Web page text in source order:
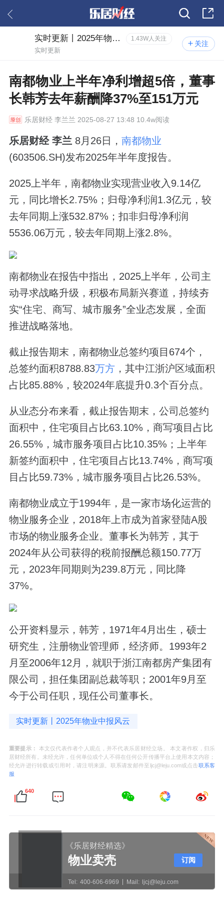
关注
实时更新丨2025年物业中报风云 1.43W人关注
实时更新
南都物业上半年净利增超5倍，董事
长韩芳去年薪酬降37%至151万元
乐居财经李兰兰 2025-08-27 13:48 10.4w阅读
乐居财经 李兰 8月26日， 南都物业
(603506.SH)发布2025年半年度报告。
2025上半年，南都物业实现营业收入9.14亿
元，同比增长2.75%；归母净利润1.3亿元，较
去年同期上涨532.87%；扣非归母净利润
5536.06万元，较去年同期上涨2.8%。
南都物业在报告中指出，2025上半年，公司主
动寻求战略升级，积极布局新兴赛道，持续夯
实“住宅、商写、城市服务”全业态发展，全面
推进战略落地。
截止报告期末，南都物业总签约项目674个，
总签约面积8788.83万方，其中江浙沪区域面积
占比85.88%，较2024年底提升0.3个百分点。
从业态分布来看，截止报告期末，公司总签约
面积中，住宅项目占比63.10%，商写项目占比
26.55%，城市服务项目占比10.35%；上半年
新签约面积中，住宅项目占比13.74%，商写项
目占比59.73%，城市服务项目占比26.53%。
南都物业成立于1994年，是一家市场化运营的
物业服务企业，2018年上市成为首家登陆A股
市场的物业服务企业。董事长为韩芳，其于
2024年从公司获得的税前报酬总额150.77万
元，2023年同期则为239.8万元，同比降
37%。
公开资料显示，韩芳，1971年4月出生，硕士
研究生，注册物业管理师，经济师。1993年2
月至2006年12月，就职于浙江南都房产集团有
限公司，担任集团副总裁等职；2001年9月至
今于公司任职，现任公司董事长。
实时更新丨2025年物业中报风云
重要提示：
本文仅代表作者个人观点，并不代表乐居财经立场。 本文著作权，归乐
居财经所有。未经允许，任何单位或个人不得在任何公开传播平台上使用本文内容；
经允许进行转载或引用时，请注明来源。联系请发邮件至ljcj@leju.com或点击联系客
服
640
《乐居财经精选》
物业卖壳
Tel: 400-606-6969 Mail: ljcj@leju.com
订阅